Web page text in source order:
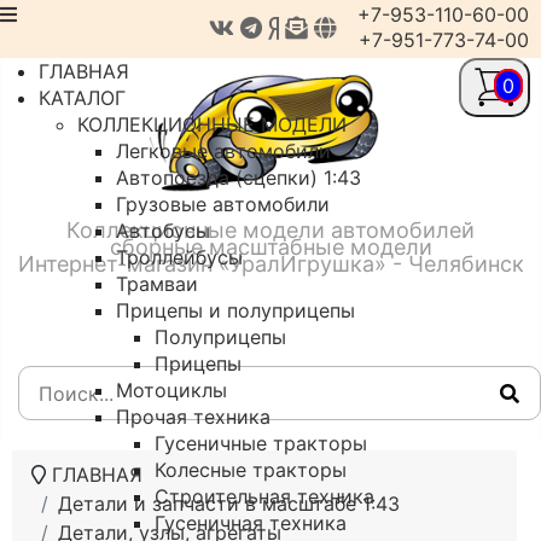
Коллекционные модели автомобилей
сборные масштабные модели
Интернет-магазин «УралИгрушка» - Челябинск
+7-953-110-60-00
+7-951-773-74-00
ГЛАВНАЯ
КАТАЛОГ
КОЛЛЕКЦИОННЫЕ МОДЕЛИ
Легковые автомобили
Автопоезда (сцепки) 1:43
Грузовые автомобили
Автобусы
Троллейбусы
Трамваи
Прицепы и полуприцепы
Полуприцепы
Прицепы
Мотоциклы
Прочая техника
Гусеничные тракторы
Колесные тракторы
Строительная техника
Гусеничная техника
ГЛАВНАЯ
Детали и запчасти в масштабе 1:43
Детали, узлы, агрегаты
0